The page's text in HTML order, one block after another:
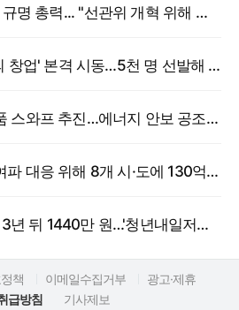
정부, '참정권 침해' 규명 총력... "선관위 개혁 위해 국정조사 등 모든 조치"
6만 명 몰린 '모두의 창업' 본격 시동…5천 명 선발해 밀착 지원
한일, 원유·석유제품 스와프 추진…에너지 안보 공조 강화
고용부, 중동전쟁 여파 대응 위해 8개 시·도에 130억 원 긴급 투입
월 10만 원 저축 시 3년 뒤 1440만 원…'청년내일저축계좌' 신규 모집
책 이메일수집거부
광고·제휴
급방침
기사제보